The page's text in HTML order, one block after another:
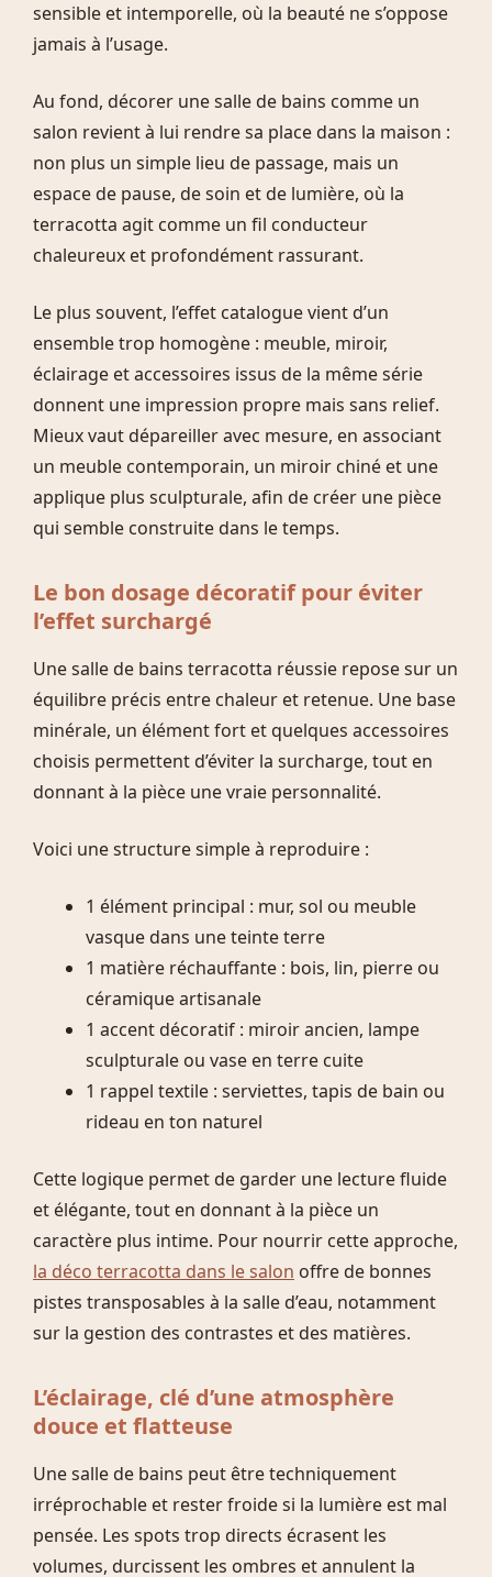
sensible et intemporelle, où la beauté ne s’oppose
jamais à l’usage.
Au fond, décorer une salle de bains comme un
salon revient à lui rendre sa place dans la maison :
non plus un simple lieu de passage, mais un
espace de pause, de soin et de lumière, où la
terracotta agit comme un fil conducteur
chaleureux et profondément rassurant.
Le plus souvent, l’effet catalogue vient d’un
ensemble trop homogène : meuble, miroir,
éclairage et accessoires issus de la même série
donnent une impression propre mais sans relief.
Mieux vaut dépareiller avec mesure, en associant
un meuble contemporain, un miroir chiné et une
applique plus sculpturale, afin de créer une pièce
qui semble construite dans le temps.
Le bon dosage décoratif pour éviter
l’effet surchargé
Une salle de bains terracotta réussie repose sur un
équilibre précis entre chaleur et retenue. Une base
minérale, un élément fort et quelques accessoires
choisis permettent d’éviter la surcharge, tout en
donnant à la pièce une vraie personnalité.
Voici une structure simple à reproduire :
1 élément principal : mur, sol ou meuble
vasque dans une teinte terre
1 matière réchauffante : bois, lin, pierre ou
céramique artisanale
1 accent décoratif : miroir ancien, lampe
sculpturale ou vase en terre cuite
1 rappel textile : serviettes, tapis de bain ou
rideau en ton naturel
Cette logique permet de garder une lecture fluide
et élégante, tout en donnant à la pièce un
caractère plus intime. Pour nourrir cette approche,
la déco terracotta dans le salon offre de bonnes
pistes transposables à la salle d’eau, notamment
sur la gestion des contrastes et des matières.
L’éclairage, clé d’une atmosphère
douce et flatteuse
Une salle de bains peut être techniquement
irréprochable et rester froide si la lumière est mal
pensée. Les spots trop directs écrasent les
volumes, durcissent les ombres et annulent la